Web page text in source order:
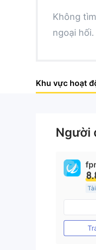
6
7
8
9
4
5
Không
ngoại
Khu vực hoạt
Người